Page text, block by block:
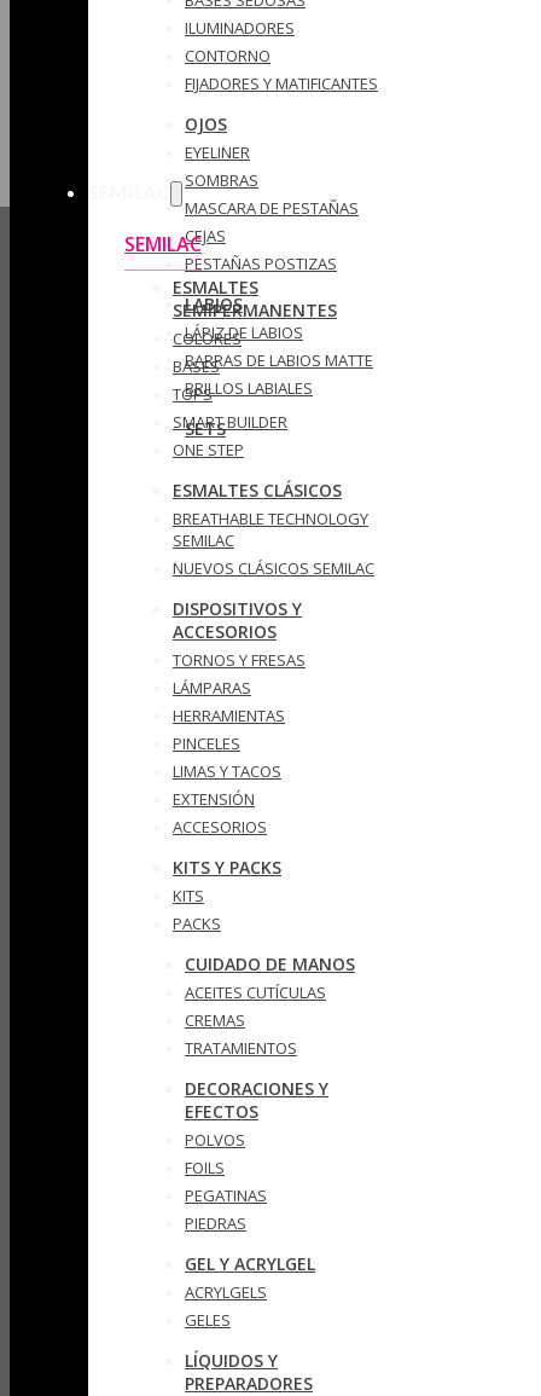
ILUMINADORES
CONTORNO
FIJADORES Y MATIFICANTES
OJOS
EYELINER
SOMBRAS
MASCARA DE PESTAÑAS
CEJAS
PESTAÑAS POSTIZAS
LABIOS
LÁPIZ DE LABIOS
BARRAS DE LABIOS MATTE
BRILLOS LABIALES
SETS
SEMILAC
ESMALTES
SEMIPERMANENTES
COLORES
BASES
TOPS
SMART BUILDER
ONE STEP
ESMALTES CLÁSICOS
BREATHABLE TECHNOLOGY
SEMILAC
NUEVOS CLÁSICOS SEMILAC
DISPOSITIVOS Y
ACCESORIOS
TORNOS Y FRESAS
LÁMPARAS
HERRAMIENTAS
PINCELES
LIMAS Y TACOS
EXTENSIÓN
ACCESORIOS
KITS Y PACKS
KITS
PACKS
CUIDADO DE MANOS
ACEITES CUTÍCULAS
CREMAS
TRATAMIENTOS
DECORACIONES Y
EFECTOS
POLVOS
FOILS
PEGATINAS
PIEDRAS
GEL Y ACRYLGEL
ACRYLGELS
GELES
LÍQUIDOS Y
PREPARADORES